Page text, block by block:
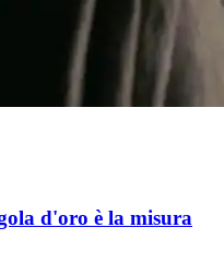
d'oro è la misura